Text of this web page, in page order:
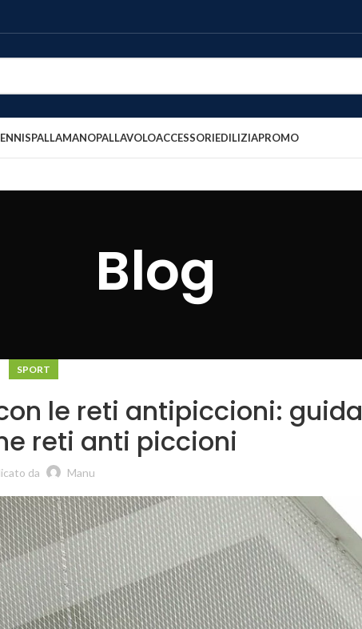
PALLAMANOPALLAVOLOACCESSORIEDILIZIAPROMO
Blog
SPORT
le reti antipiccioni: guida
reti anti piccioni
da Manu